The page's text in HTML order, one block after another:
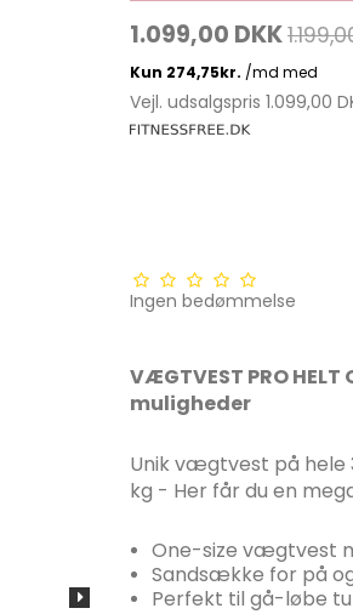
1.099,00 DKK
Vejl. udsalgspris 1.099,00
Ingen bedømmelse
VÆGTVEST PRO
muligheder
Unik vægtvest på hele
kg - Her får du en
One-size vægtvest
Sandsække for på
Perfekt til gå-løbe